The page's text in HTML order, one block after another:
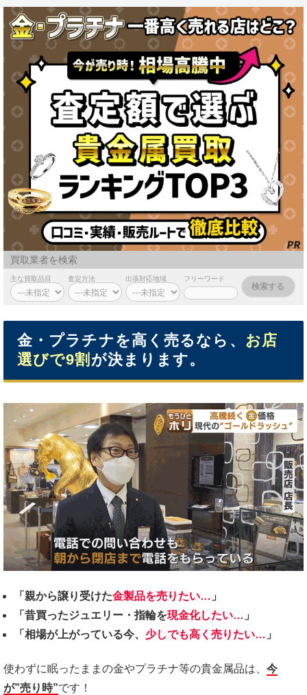
買取業者を検索
主な買取品目 査定方法 出張対応地域 フリーワード
金・プラチナを高く売るなら、 お店
選びで9割 が決まります。
「親から譲り受けた金製品を売りたい… 」
「昔買ったジュエリー・指輪を現金化したい… 」
「相場が上がっている今、 少しでも高く売りたい… 」
使わずに眠ったままの金やプラチナ等の貴金属品は、 今
が”売り時”です！